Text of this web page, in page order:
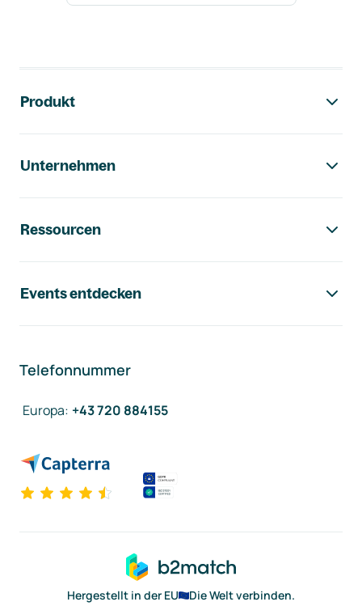
Produkt
Unternehmen
Ressourcen
Events entdecken
Telefonnummer
Europa: +43 720 884155
Hergestellt in der EU
Die Welt verbinden.